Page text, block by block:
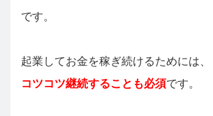
です。
起業してお金を稼ぎ続けるためには、
コツコツ継続することも必須です。